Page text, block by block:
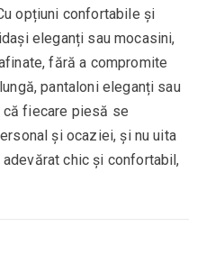
opțiuni confortabile și
eleganți sau mocasini,
fără a compromite
pantaloni eleganți sau
că fiecare piesă se
și ocaziei, și nu uita
chic și confortabil,